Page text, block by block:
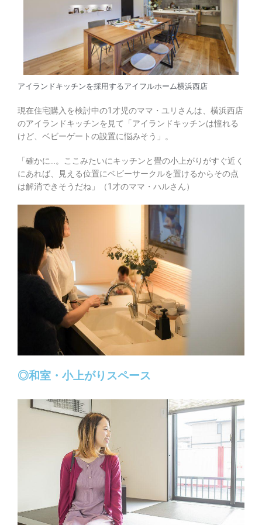
アイランドキッチンを採用するアイフルホーム横浜西店
現在住宅購入を検討中の1才児のママ・ユリさんは、横浜西店
のアイランドキッチンを見て「アイランドキッチンは憧れる
けど、ベビーゲートの設置に悩みそう」。
「確かに…。ここみたいにキッチンと畳の小上がりがすぐ近く
にあれば、見える位置にベビーサークルを置けるからその点
は解消できそうだね」（1才のママ・ハルさん）
◎和室・小上がりスペース